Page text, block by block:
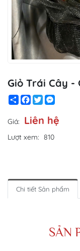
Giỏ Trái Cây -
ShareFacebook
Twitter
Giá: Liên hệ
Lượt xem: 810
Chi tiết Sản phẩm
SẢN